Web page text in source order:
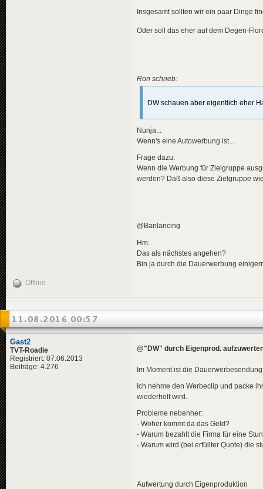
Insgesamt sollten wir ein paar Dinge
Oder soll das eher auf dem Degen-
Ron schrieb:
DW schauen aber eigentlich eher
Nunja...
Wenn's eine Autowerbung ist...
Frage dazu:
Wenn die Werbung für Zielgruppe
werden? Daß also diese Zielgruppe
@Banlancing
Hm.
Das als nächstes angehen?
Bin ja durch die Dauerwerbung
Offline
11.08.2016 00:57
Gast2
TVT-Roadie
Registriert: 07.06.2013
Beiträge: 4.276
@"DW" durch Eigenprod.
Im Moment ist die
Ich nehme den Werbeclip und packe
wiederholt wird.
Probleme nebenher:
- Woher kommt da das Geld?
- Warum bezahlt die Firma für eine
- Warum wird (bei erfüllter Quote) die
Aufwertung durch Eigenproduktion